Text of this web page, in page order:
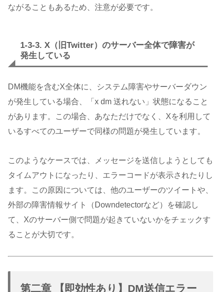
ながることもあるため、注意が必要です。
1-3-3. X（旧Twitter）のサーバー全体で障害が
発生している
DM機能を含むX全体に、システム障害やサーバーダウン
が発生している場合、「x dm 送れない」状態になること
があります。この場合、あなただけでなく、Xを利用して
いるすべてのユーザーで同様の問題が発生しています。
このようなケースでは、メッセージを送信しようとしても
タイムアウトになったり、エラーコードが表示されたりし
ます。この原因については、他のユーザーのツイートや、
外部の障害情報サイト（Downdetectorなど）を確認し
て、Xのサーバー側で問題が起きていないかをチェックす
ることが大切です。
第二章 【即効性あり】DM送信エラー